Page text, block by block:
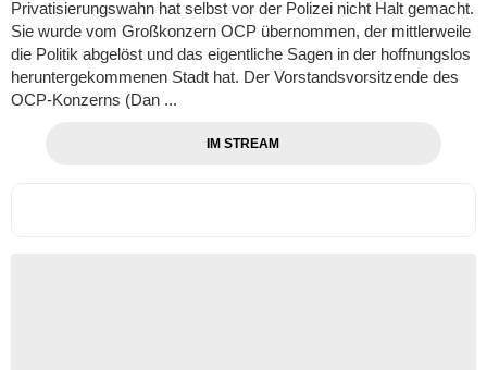
Privatisierungswahn hat selbst vor der Polizei nicht Halt gemacht.
Sie wurde vom Großkonzern OCP übernommen, der mittlerweile
die Politik abgelöst und das eigentliche Sagen in der hoffnungslos
heruntergekommenen Stadt hat. Der Vorstandsvorsitzende des
OCP-Konzerns (Dan ...
IM STREAM